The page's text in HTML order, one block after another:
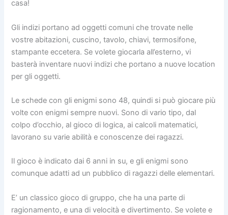
casa!
Gli indizi portano ad oggetti comuni che trovate nelle
vostre abitazioni, cuscino, tavolo, chiavi, termosifone,
stampante eccetera. Se volete giocarla all’esterno, vi
basterà inventare nuovi indizi che portano a nuove location
per gli oggetti.
Le schede con gli enigmi sono 48, quindi si può giocare più
volte con enigmi sempre nuovi. Sono di vario tipo, dal
colpo d’occhio, al gioco di logica, ai calcoli matematici,
lavorano su varie abilità e conoscenze dei ragazzi.
Il gioco è indicato dai 6 anni in su, e gli enigmi sono
comunque adatti ad un pubblico di ragazzi delle elementari.
E’ un classico gioco di gruppo, che ha una parte di
ragionamento, e una di velocità e divertimento. Se volete e